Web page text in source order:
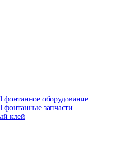
фонтанное оборудование
фонтанные запчасти
клей